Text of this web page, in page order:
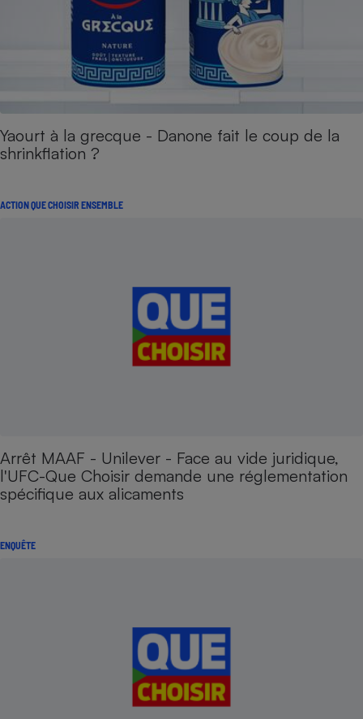
Yaourt à la grecque - Danone fait le coup de la
shrinkflation ?
ACTION QUE CHOISIR ENSEMBLE
Arrêt MAAF - Unilever - Face au vide juridique,
l'UFC-Que Choisir demande une réglementation
spécifique aux alicaments
ENQUÊTE